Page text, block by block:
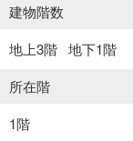
建物階数
地上3階 地下1階
所在階
1階